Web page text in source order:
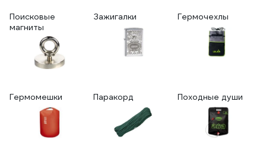
Поисковые
магниты
Зажигалки Гермочехлы
Гермомешки Паракорд Походные души